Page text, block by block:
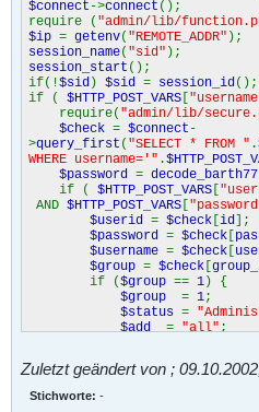
$connect ->connect ();
require ( "admin/lib/
$ip = getenv( "REMOTE_ADDR" );
session_name( "sid" );
session_start ();
if(!$sid ) $sid = session_id();
if ( $HTTP_POST_VARS
require( "admin/lib/
$check = $connect -
>query_first ( "SELECT * FROM " .
WHERE username='" .
$password = decode_barth77
if ( $HTTP_POST_VARS
AND $HTTP_POST_VARS
$userid = $check id ];
$password = $check
$username = $check
$group = $check
if ($group == 1 ) {
$group = 1;
$status =
$add="all";
$warn ="all";
}
elseif (
Zuletzt geändert von ;
Stichworte: -